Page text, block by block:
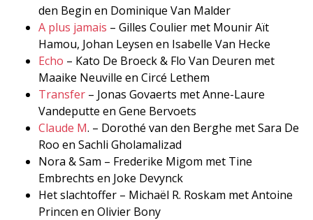
den Begin en Dominique Van Malder
A plus jamais – Gilles Coulier met Mounir Aït
Hamou, Johan Leysen en Isabelle Van Hecke
Echo – Kato De Broeck & Flo Van Deuren met
Maaike Neuville en Circé Lethem
Transfer – Jonas Govaerts met Anne-Laure
Vandeputte en Gene Bervoets
Claude M. – Dorothé van den Berghe met Sara De
Roo en Sachli Gholamalizad
Nora & Sam – Frederike Migom met Tine
Embrechts en Joke Devynck
Het slachtoffer – Michaël R. Roskam met Antoine
Princen en Olivier Bony